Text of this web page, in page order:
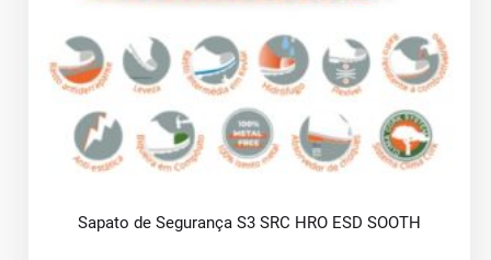
Sapato de Segurança S3 SRC HRO ESD SOOTH